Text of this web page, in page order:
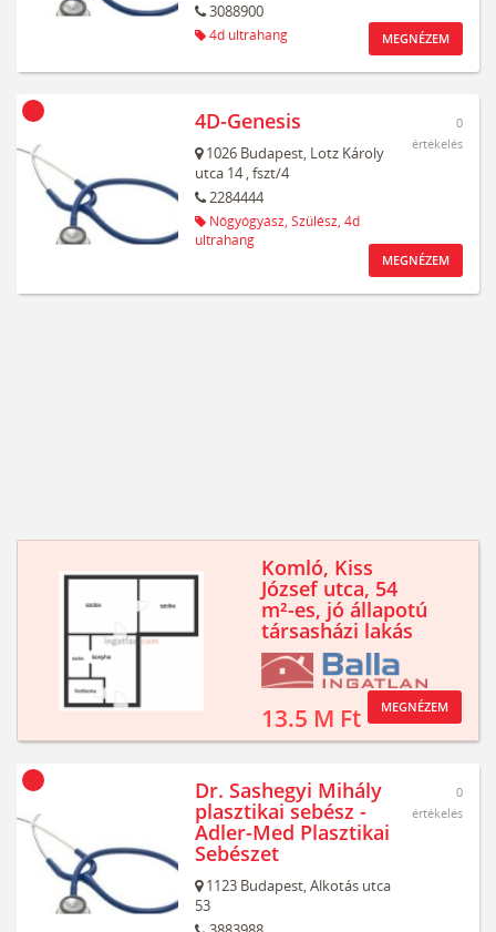
3088900
4d ultrahang MEGNÉZEM
4D-Genesis
1026 Budapest, Lotz Károly
utca 14, fszt/4
2284444
Nőgyógyász, Szülész, 4d
ultrahang
0
értékelés
MEGNÉZEM
Komló, Kiss
József utca, 54
m²-es, jó állapotú
társasházi lakás
13.5 M Ft MEGNÉZEM
Dr. Sashegyi Mihály
plasztikai sebész -
Adler-Med Plasztikai
Sebészet
1123 Budapest,Alkotás utca
53
0
értékelés